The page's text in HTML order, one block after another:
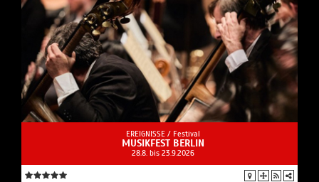
EREIGNISSE / Festival
MUSIKFEST BERLIN
28.8. bis 23.9.2026